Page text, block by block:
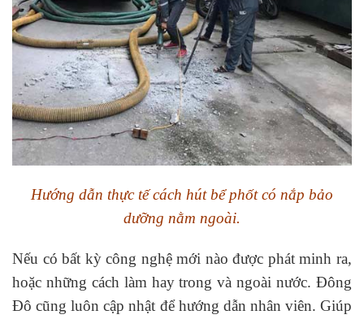
Hướng dẫn thực tế cách hút bể phốt có nắp bảo
dưỡng nằm ngoài.
Nếu có bất kỳ công nghệ mới nào được phát minh ra,
hoặc những cách làm hay trong và ngoài nước. Đông
Đô cũng luôn cập nhật để hướng dẫn nhân viên. Giúp